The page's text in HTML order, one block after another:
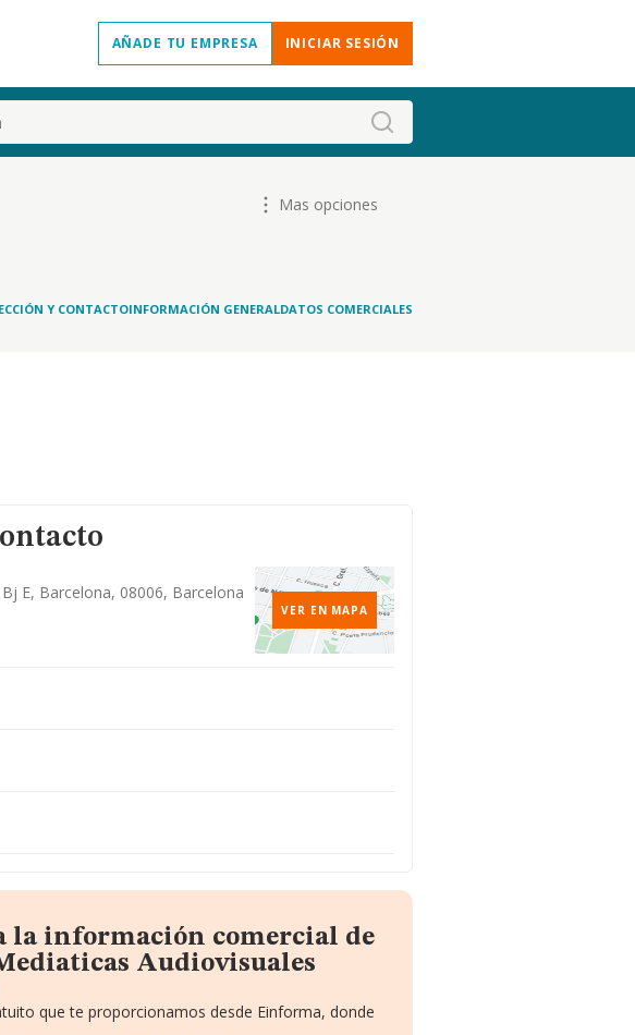
AÑADE TU EMPRESA INICIAR SESIÓN
Mas opciones
Y CONTACTOINFORMACIÓN GENERALDATOS COMERCIALES
E, Barcelona, 08006, Barcelona
VER EN MAPA
la información comercial de
Audiovisuales
que te proporcionamos desde Einforma, donde